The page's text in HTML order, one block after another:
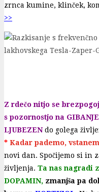
zrnca kumine, klinček,
>>
Z rdečo nitjo se
s pozornostjo na
LJUBEZEN do golega
* Kadar pademo,
novi dan. Spočijemo si in
življenja. Ta nas nagradi
DOPAMIN, zmanjša pa